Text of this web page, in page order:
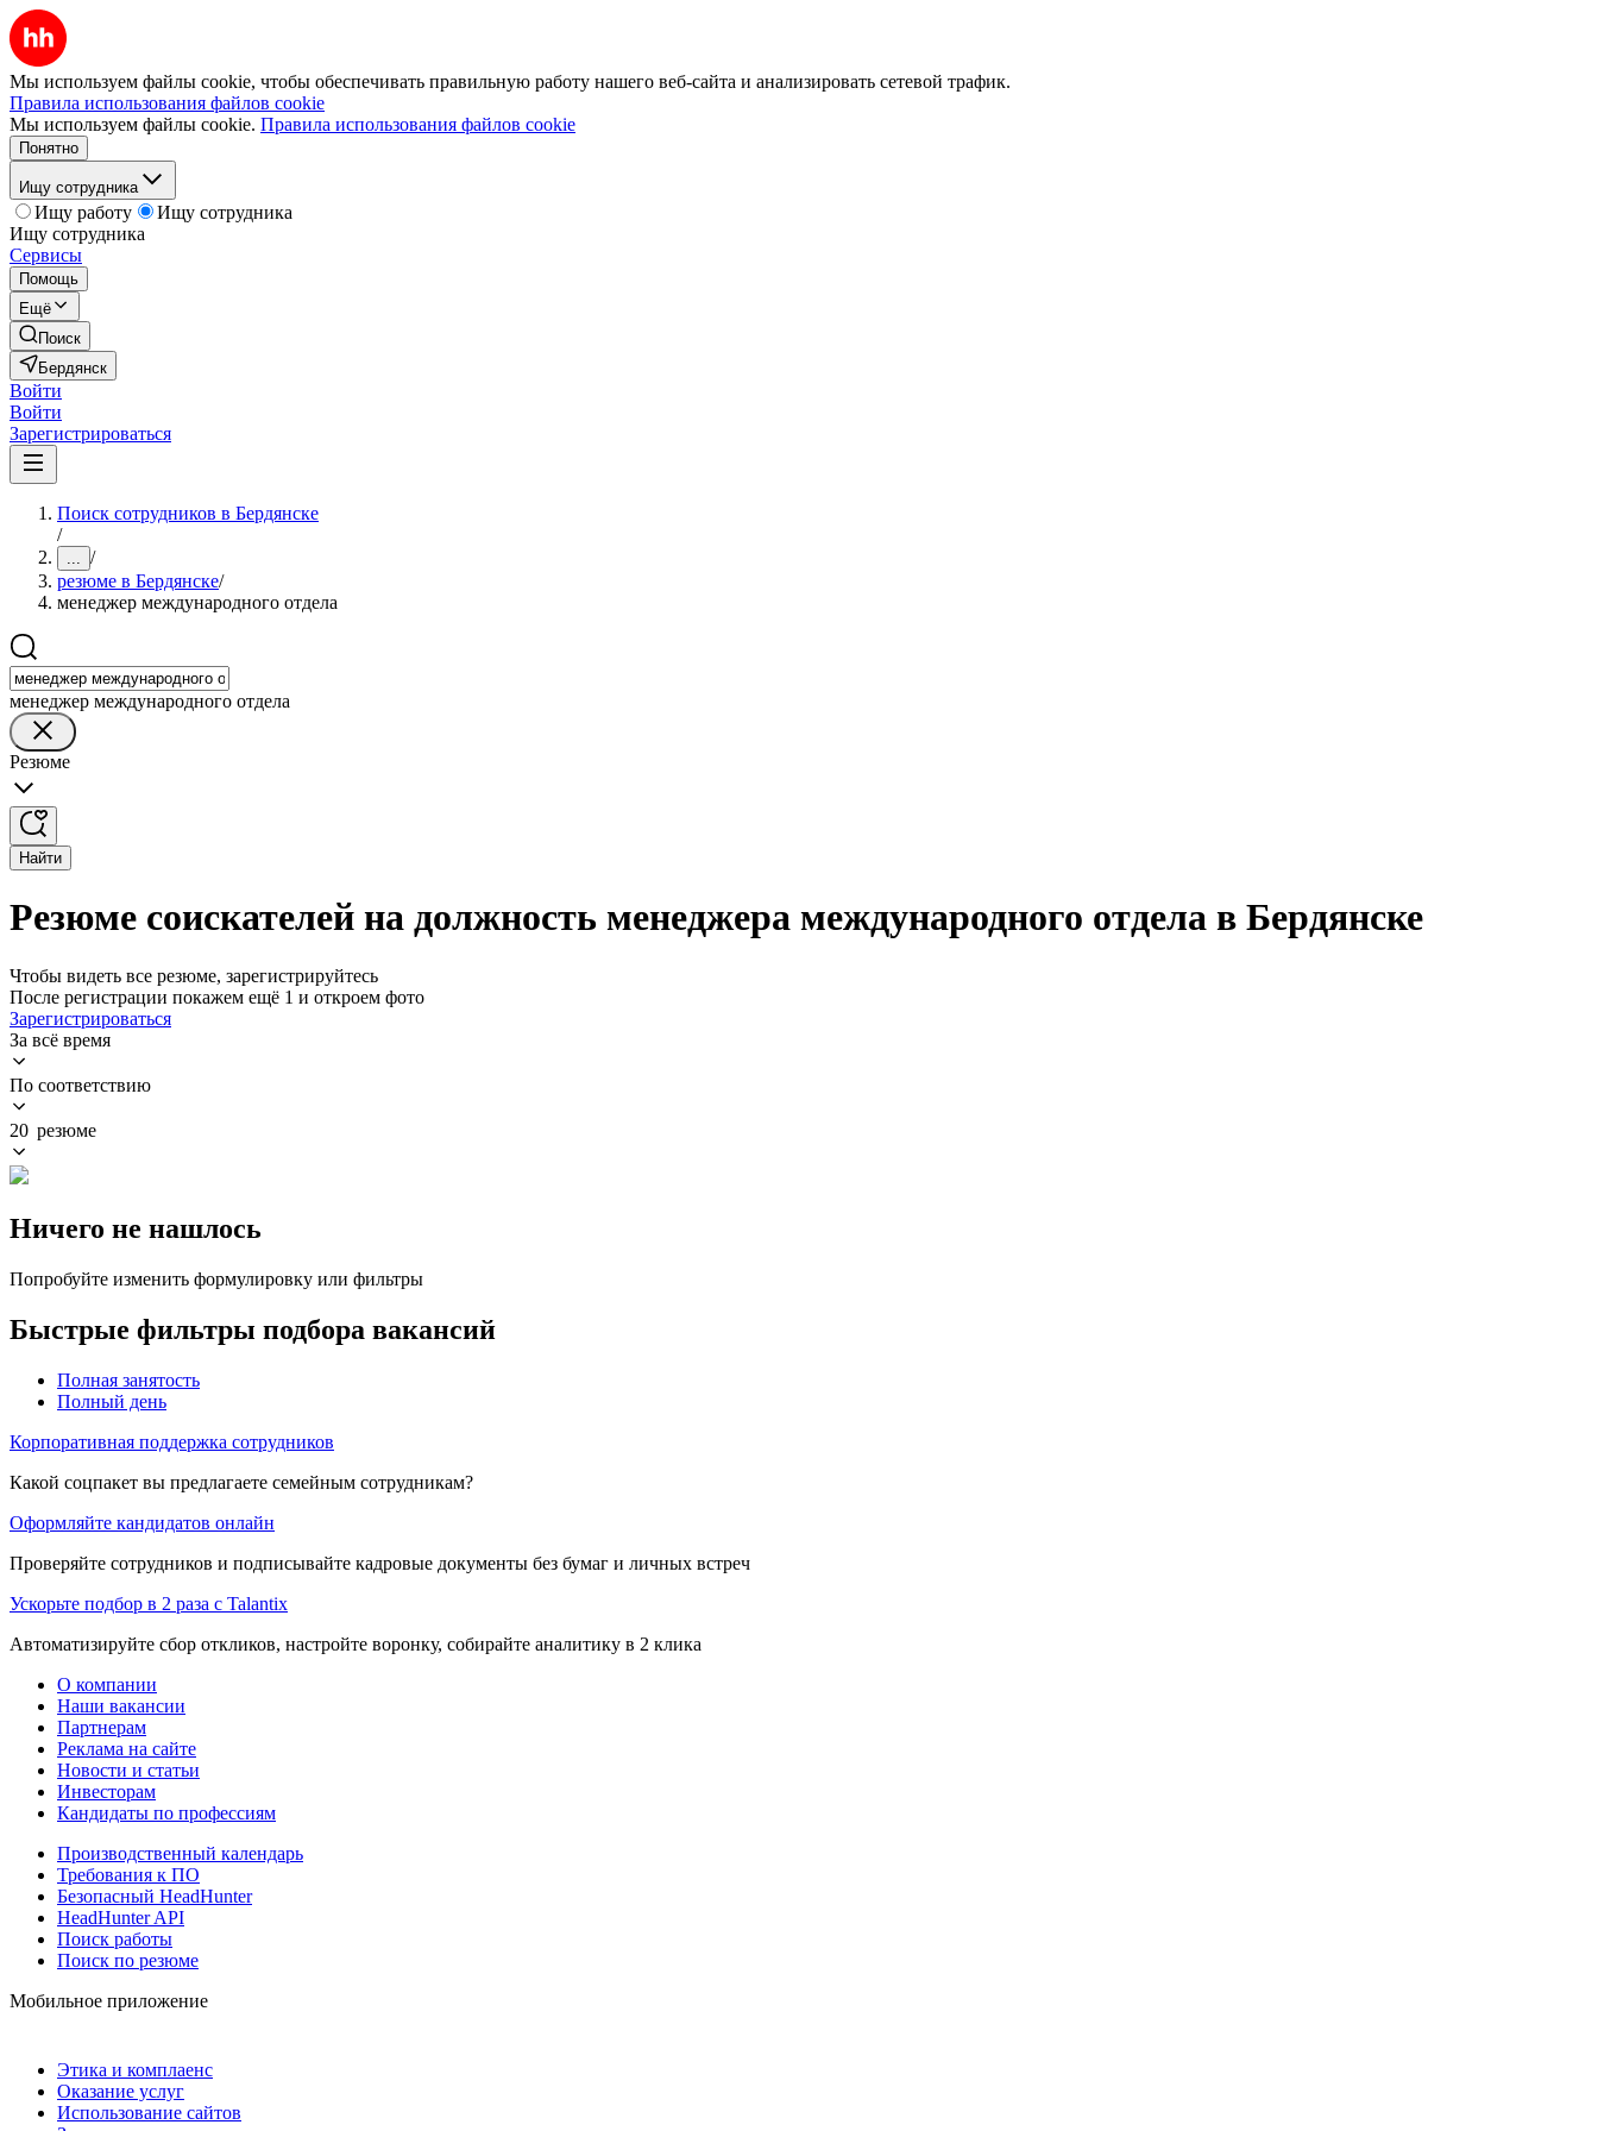
Мы используем файлы cookie, чтобы обеспечивать правильную работу нашего веб-сайта и анализировать сетевой трафик.
Правила использования файлов cookie
Мы используем файлы cookie. Правила использования файлов cookie
Понятно
Ищу сотрудника
Ищу работу
Ищу сотрудника
Ищу сотрудника
Сервисы
Помощь
Ещё
Поиск
Бердянск
Войти
Войти
Зарегистрироваться
Поиск сотрудников в Бердянске
/
... /
резюме в Бердянске/
менеджер международного отдела
менеджер международного отдела
Резюме
Найти
Резюме соискателей на должность менеджера международного отдела в Бердянске
Чтобы видеть все резюме, зарегистрируйтесь
После регистрации покажем ещё 1 и откроем фото
Зарегистрироваться
За всё время
По соответствию
20 резюме
Ничего не нашлось
Попробуйте изменить формулировку или фильтры
Быстрые фильтры подбора вакансий
Полная занятость
Полный день
Корпоративная поддержка сотрудников
Какой соцпакет вы предлагаете семейным сотрудникам?
Оформляйте кандидатов онлайн
Проверяйте сотрудников и подписывайте кадровые документы без бумаг и личных встреч
Ускорьте подбор в 2 раза с Talantix
Автоматизируйте сбор откликов, настройте воронку, собирайте аналитику в 2 клика
О компании
Наши вакансии
Партнерам
Реклама на сайте
Новости и статьи
Инвесторам
Кандидаты по профессиям
Производственный календарь
Требования к ПО
Безопасный HeadHunter
HeadHunter API
Поиск работы
Поиск по резюме
Мобильное приложение
Этика и комплаенс
Оказание услуг
Использование сайтов